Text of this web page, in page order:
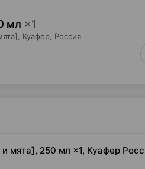
мл ×1
Куафер , Россия
мята], 250 мл ×1, Куафер